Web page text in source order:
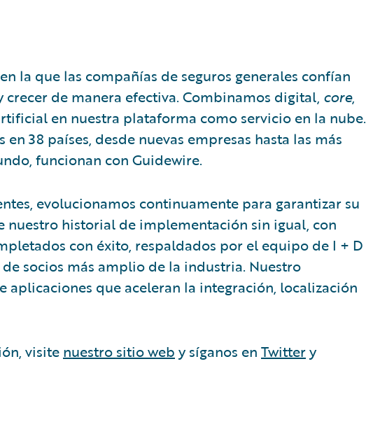
la que las compañías de seguros generales confían
crecer de manera efectiva. Combinamos digital, core,
en nuestra plataforma como servicio en la nube.
38 países, desde nuevas empresas hasta las más
funcionan con Guidewire.
evolucionamos continuamente para garantizar su
nuestro historial de implementación sin igual, con
con éxito, respaldados por el equipo de I + D
socios más amplio de la industria. Nuestro
aplicaciones que aceleran la integración, localización
visite nuestro sitio web y síganos en Twittery